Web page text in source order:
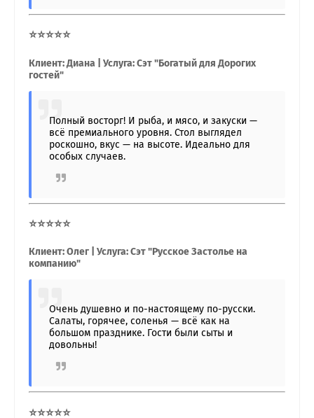
⭐⭐⭐⭐⭐
Клиент: Диана | Услуга: Сэт "Богатый для Дорогих
гостей"
Полный восторг! И рыба, и мясо, и закуски —
всё премиального уровня. Стол выглядел
роскошно, вкус — на высоте. Идеально для
особых случаев.
⭐⭐⭐⭐⭐
Клиент: Олег | Услуга: Сэт "Русское Застолье на
компанию"
Очень душевно и по-настоящему по-русски.
Салаты, горячее, соленья — всё как на
большом празднике. Гости были сыты и
довольны!
⭐⭐⭐⭐⭐